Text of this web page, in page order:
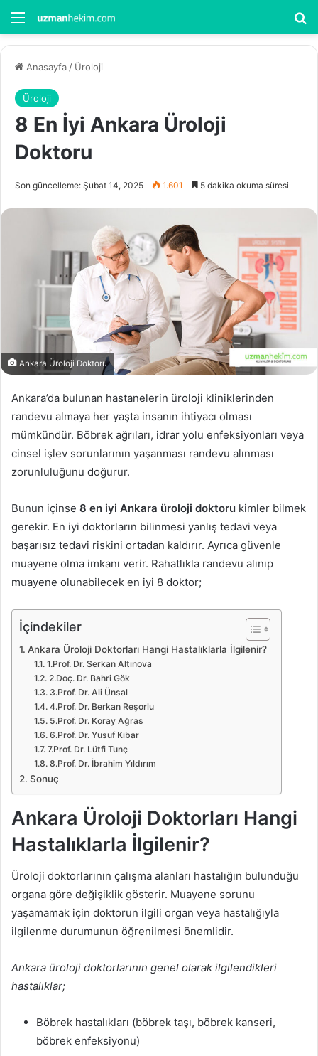
Menü
Anasayfa / Üroloji
Üroloji
8 En İyi Ankara Üroloji
Doktoru
Son güncelleme: Şubat 14, 2025 1.601 5 dakika okuma süresi
Ankara Üroloji Doktoru
Ankara’da bulunan hastanelerin üroloji kliniklerinden
randevu almaya her yaşta insanın ihtiyacı olması
mümkündür. Böbrek ağrıları, idrar yolu enfeksiyonları veya
cinsel işlev sorunlarının yaşanması randevu alınması
zorunluluğunu doğurur.
Bunun içinse 8 en iyi Ankara üroloji doktoru kimler bilmek
gerekir. En iyi doktorların bilinmesi yanlış tedavi veya
başarısız tedavi riskini ortadan kaldırır. Ayrıca güvenle
muayene olma imkanı verir. Rahatlıkla randevu alınıp
muayene olunabilecek en iyi 8 doktor;
İçindekiler
Ankara Üroloji Doktorları Hangi Hastalıklarla İlgilenir?
1.Prof. Dr. Serkan Altınova
2.Doç. Dr. Bahri Gök
3.Prof. Dr. Ali Ünsal
4.Prof. Dr. Berkan Reşorlu
5.Prof. Dr. Koray Ağras
6.Prof. Dr. Yusuf Kibar
7.Prof. Dr. Lütfi Tunç
8.Prof. Dr. İbrahim Yıldırım
Sonuç
Ankara Üroloji Doktorları Hangi
Hastalıklarla İlgilenir?
Üroloji doktorlarının çalışma alanları hastalığın bulunduğu
organa göre değişiklik gösterir. Muayene sorunu
yaşamamak için doktorun ilgili organ veya hastalığıyla
ilgilenme durumunun öğrenilmesi önemlidir.
Ankara üroloji doktorlarının genel olarak ilgilendikleri
hastalıklar;
Böbrek hastalıkları (böbrek taşı, böbrek kanseri,
böbrek enfeksiyonu)